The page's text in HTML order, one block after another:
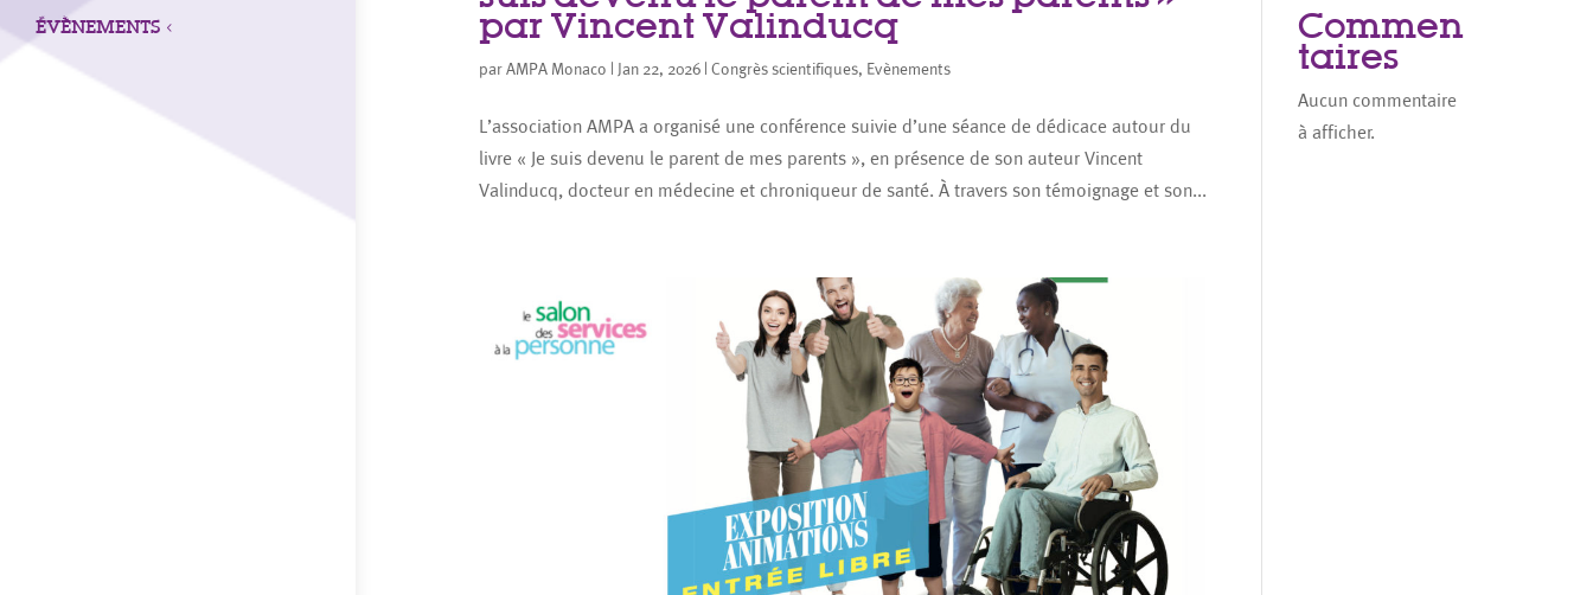
ÉVÈNEMENTS 3 par Vincent Valinducq
parAMPA Monaco Jan 22, 2026 |Congrès scientifiques, Evènements
L’association AMPA a organisé une conférence suivie d’une séance de dédicace autour du
livre « Je suis devenu le parent de mes parents », en présence de son auteur Vincent
Valinducq, docteur en médecine et chroniqueur de santé. À travers son témoignage et son...
Commen
taires
Aucun commentaire
à afficher.